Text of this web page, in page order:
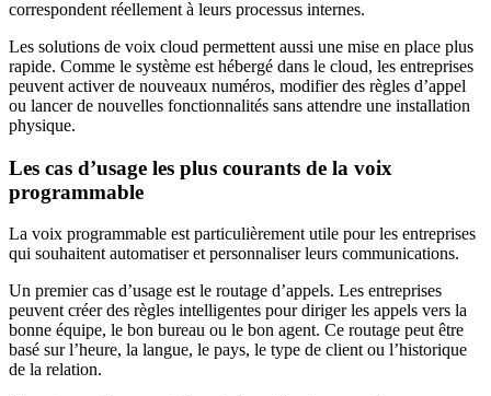
correspondent réellement à leurs processus internes.
Les solutions de voix cloud permettent aussi une mise en place plus
rapide. Comme le système est hébergé dans le cloud, les entreprises
peuvent activer de nouveaux numéros, modifier des règles d’appel
ou lancer de nouvelles fonctionnalités sans attendre une installation
physique.
Les cas d’usage les plus courants de la voix
programmable
La voix programmable est particulièrement utile pour les entreprises
qui souhaitent automatiser et personnaliser leurs communications.
Un premier cas d’usage est le routage d’appels. Les entreprises
peuvent créer des règles intelligentes pour diriger les appels vers la
bonne équipe, le bon bureau ou le bon agent. Ce routage peut être
basé sur l’heure, la langue, le pays, le type de client ou l’historique
de la relation.